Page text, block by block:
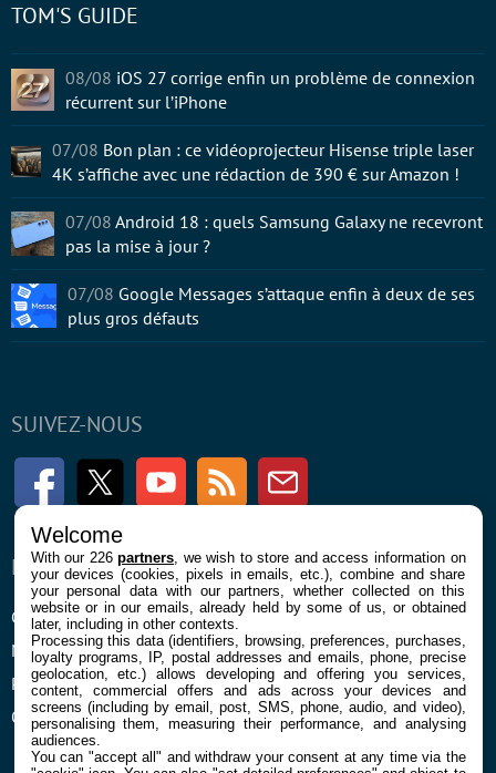
SUIVEZ-NOUS
FacebookTwitter Youtube RSS Newsletter
ENTREPRISE
Confidentialité et Cookies
Mentions légales et CGU
Préférences Cookies
Qui sommes nous
À PROPOS
Contact
TOM'S GUIDE
08/08 iOS 27 corrige enfin un problème de connexion
récurrent sur l’iPhone
07/08 Bon plan : ce vidéoprojecteur Hisense triple laser
4K s’affiche avec une rédaction de 390 € sur Amazon !
07/08 Android 18 : quels Samsung Galaxy ne recevront
pas la mise à jour ?
07/08 Google Messages s’attaque enfin à deux de ses
plus gros défauts
Welcome
With our 226partners , we wish to store and access information on
your devices (cookies, pixels in emails, etc.), combine and share
your personal data with our partners, whether collected on this
website or in our emails, already held by some of us, or obtained
later, including in other contexts.
Processing this data (identifiers, browsing, preferences, purchases,
loyalty programs, IP, postal addresses and emails, phone, precise
geolocation, etc.) allows developing and offering you services,
content, commercial offers and ads across your devices and
screens (including by email, post, SMS, phone, audio, and video),
personalising them, measuring their performance, and analysing
audiences.
You can "accept all" and withdraw your consent at any time via the